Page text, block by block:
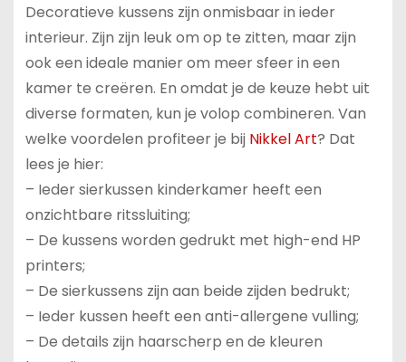
Decoratieve kussens zijn onmisbaar in ieder
interieur. Zijn zijn leuk om op te zitten, maar zijn
ook een ideale manier om meer sfeer in een
kamer te creëren. En omdat je de keuze hebt uit
diverse formaten, kun je volop combineren. Van
welke voordelen profiteer je bij Nikkel Art? Dat
lees je hier:
– Ieder sierkussen kinderkamer heeft een
onzichtbare ritssluiting;
– De kussens worden gedrukt met high-end HP
printers;
– De sierkussens zijn aan beide zijden bedrukt;
– Ieder kussen heeft een anti-allergene vulling;
– De details zijn haarscherp en de kleuren